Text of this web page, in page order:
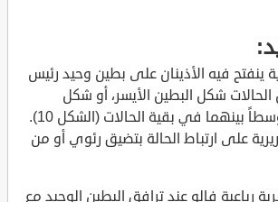
ينفتح فيه الأذينان على بطين وحيد رئيس
90% من الحالات شكل البطين الأيسر، أو شكل
البطين الأيمن أو وسطاً بينهما في بقية الحالات (الشكل 10).
على ارتباط الحالة بتضيق رئوي أو من
رباعية فالو عند ترافق البطين الوحيد مع